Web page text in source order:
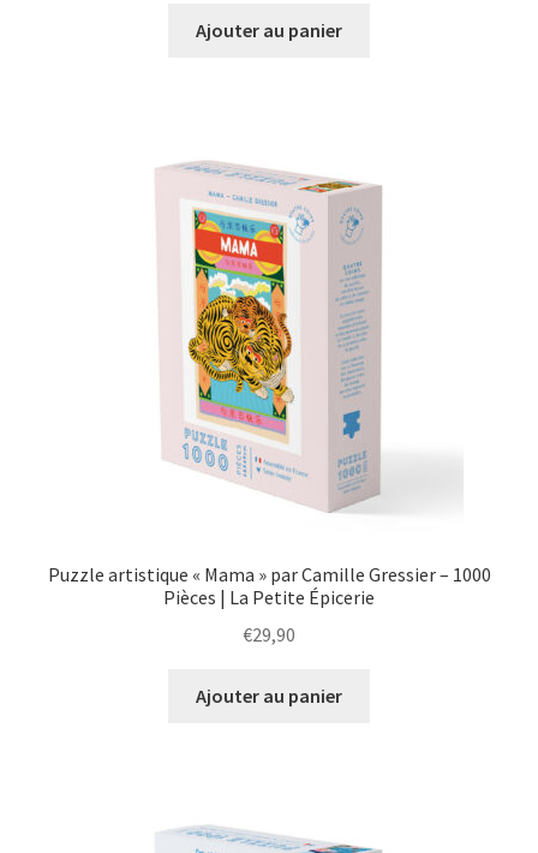
Ajouter au panier
Puzzle artistique « Mama » par Camille Gressier – 1000
Pièces | La Petite Épicerie
€29,90
Ajouter au panier